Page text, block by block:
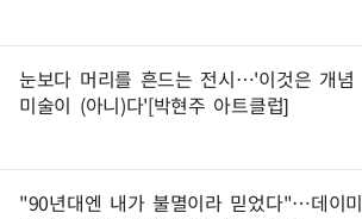
눈보다 머리를 흔드는 전시…'이것은 개념
미술이 (아니)다'[박현주 아트클럽]
"90년대엔 내가 불멸이라 믿었다"…데이미